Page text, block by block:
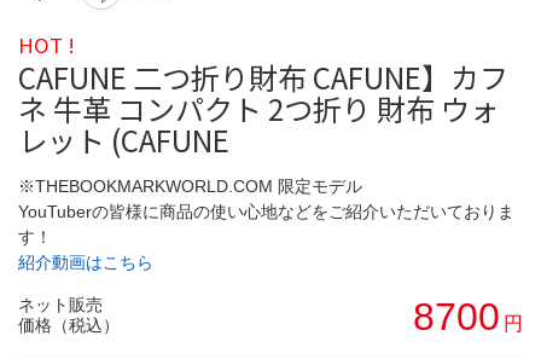
HOT !
CAFUNE 二つ折り財布 CAFUNE】カフ
ネ 牛革 コンパクト 2つ折り 財布 ウォ
レット (CAFUNE
※THEBOOKMARKWORLD.COM 限定モデル
YouTuberの皆様に商品の使い心地などをご紹介いただいておりま
す！
紹介動画はこちら
ネット販売
価格（税込）
8700 円